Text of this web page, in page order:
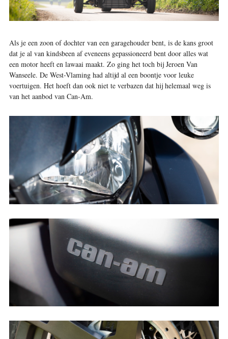
Als je een zoon of dochter van een garagehouder bent, is de kans groot
dat je al van kindsbeen af eveneens gepassioneerd bent door alles wat
een motor heeft en lawaai maakt. Zo ging het toch bij Jeroen Van
Wanseele. De West-Vlaming had altijd al een boontje voor leuke
voertuigen. Het hoeft dan ook niet te verbazen dat hij helemaal weg is
van het aanbod van Can-Am.